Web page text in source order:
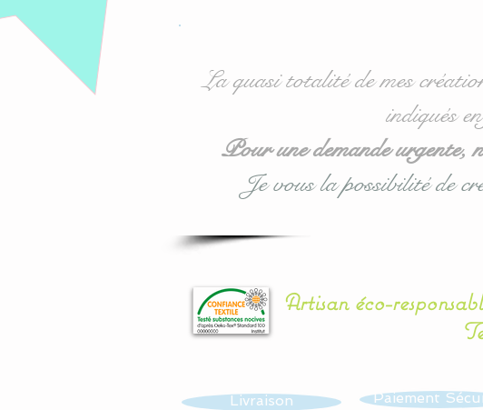
La quasi totalité de mes
indiqués
Pour une demande urgente,
Je vous la possibilité de
Artisan éco-
Livraison Paiement